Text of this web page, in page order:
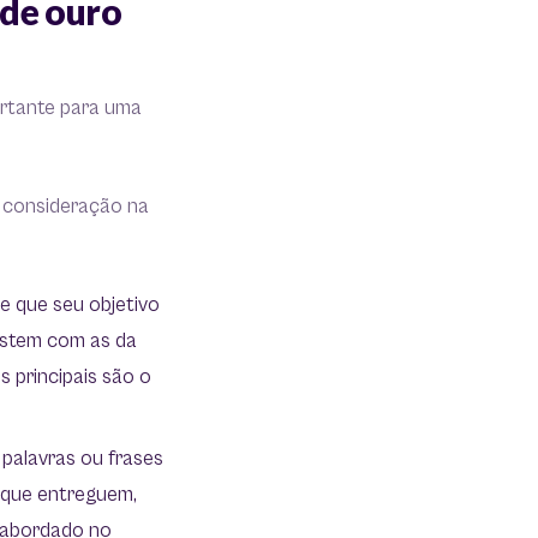
ouro
para uma
na
que seu objetivo
com as da
principais são o
ou frases
entreguem,
no